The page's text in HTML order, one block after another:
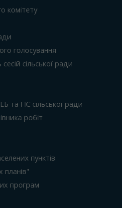
комітету
голосування
сільської ради
та НС сільської ради
робіт
пунктів
планів"
програм